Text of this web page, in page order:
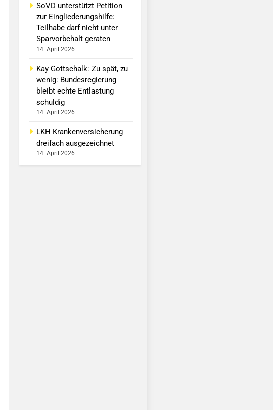
SoVD unterstützt Petition
zur Eingliederungshilfe:
Teilhabe darf nicht unter
Sparvorbehalt geraten
14. April 2026
Kay Gottschalk: Zu spät, zu
wenig: Bundesregierung
bleibt echte Entlastung
schuldig
14. April 2026
LKH Krankenversicherung
dreifach ausgezeichnet
14. April 2026